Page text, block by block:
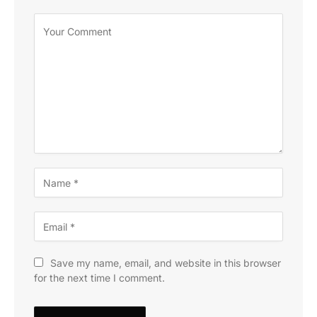
Save my name, email, and website in this browser
for the next time I comment.